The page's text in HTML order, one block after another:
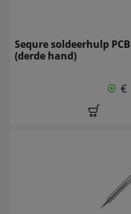
Sequre soldeerhulp
(derde hand)
€